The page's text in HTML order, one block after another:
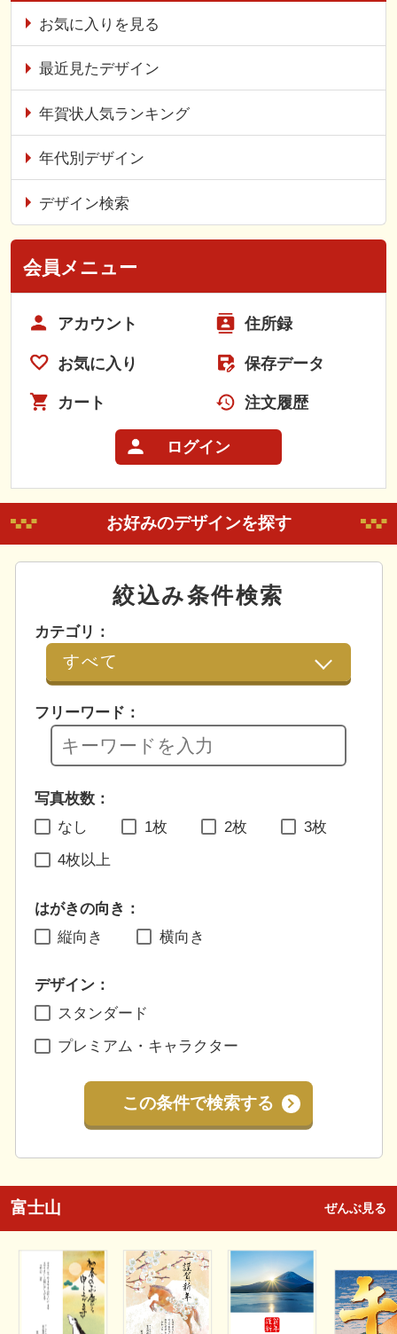
お気に入りを見る
最近見たデザイン
年賀状人気ランキング
年代別デザイン
デザイン検索
会員メニュー
アカウント 住所録
お気に入り 保存データ
カート 注文履歴
ログイン
お好みのデザインを探す
絞込み条件検索
カテゴリ：
フリーワード：
写真枚数：
なし
1枚 2枚 3枚
4枚以上
はがきの向き：
縦向き
横向き
デザイン：
スタンダード
プレミアム・キャラクター
この条件で検索する
富士山 ぜんぶ見る